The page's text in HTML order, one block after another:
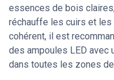
essences de bois
réchauffe les cuirs et
cohérent, il est
des ampoules LED avec
dans toutes les zones